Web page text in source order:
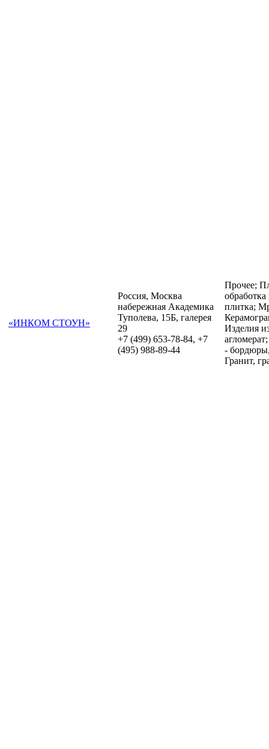
«ИНКОМ СТОУН»
Россия, Москва
набережная Академика
Туполева, 15Б, галерея
29
+7 (499) 653-78-84, +7
(495) 988-89-44
Прочее;
плитка;
Изделия
-
Гранит,